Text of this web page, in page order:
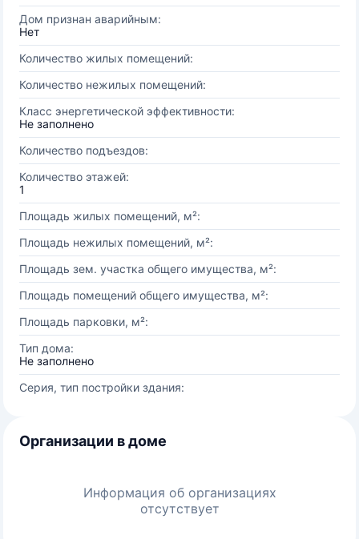
Дом признан аварийным:
Нет
Количество жилых помещений:
Количество нежилых помещений:
Класс энергетической эффективности:
Не заполнено
Количество подъездов:
Количество этажей:
1
Площадь жилых помещений, м²:
Площадь нежилых помещений, м²:
Площадь зем. участка общего имущества, м²:
Площадь помещений общего имущества, м²:
Площадь парковки, м²:
Тип дома:
Не заполнено
Серия, тип постройки здания:
Организации в доме
Информация об организациях
отсутствует